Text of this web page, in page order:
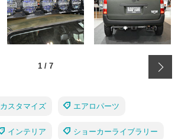
1 / 7
カスタマイズ エアロパーツ
インテリア ショーカーライブラリー